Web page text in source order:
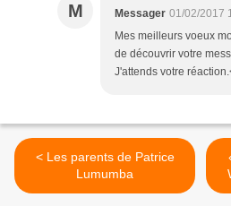
M Messager 01/02/2017
Mes meilleurs voeux
de découvrir votre
J'attends votre
< Les parents de Patrice
Lumumba